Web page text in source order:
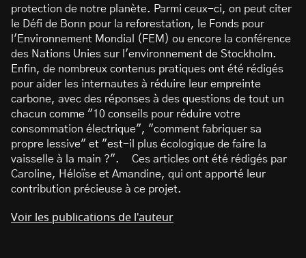
protection de notre planète. Parmi ceux-ci, on peut citer
le Défi de Bonn pour la reforestation, le Fonds pour
l'Environnement Mondial (FEM) ou encore la conférence
des Nations Unies sur l'environnement de Stockholm.
Enfin, de nombreux contenus pratiques ont été rédigés
pour aider les internautes à réduire leur empreinte
carbone, avec des réponses à des questions de tout un
chacun comme "10 conseils pour réduire votre
consommation électrique", "comment fabriquer sa
propre lessive" et "est-il plus écologique de faire la
vaisselle à la main ?". Ces articles ont été rédigés par
Caroline, Héloïse et Amandine, qui ont apporté leur
contribution précieuse à ce projet.
Voir les publications de l'auteur